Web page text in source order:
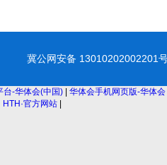
冀公网安备
台-华体会(中国)
华体会手机网页版-华体
官方网站